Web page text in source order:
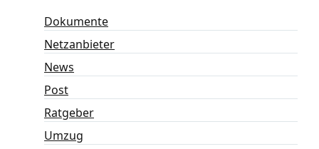
Dokumente
Netzanbieter
News
Post
Ratgeber
Umzug